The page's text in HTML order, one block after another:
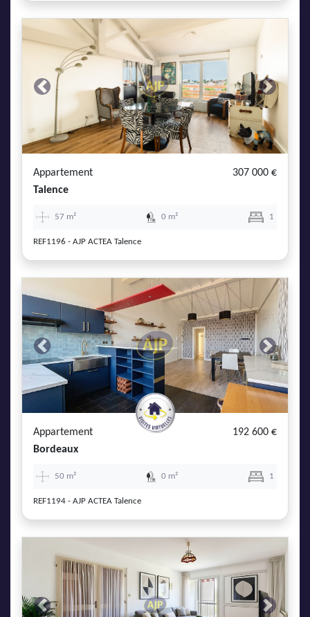
Previous Next
Appartement
307 000 €
Talence
57 m² 0 m² 1
REF1196 - AJP ACTEA Talence
Previous Next
Appartement
192 600 €
Bordeaux
50 m² 0 m² 1
REF1194 - AJP ACTEA Talence
Previous Next
Et si nous trouvions votre coup de cœur ?
×
Vous souhaitez